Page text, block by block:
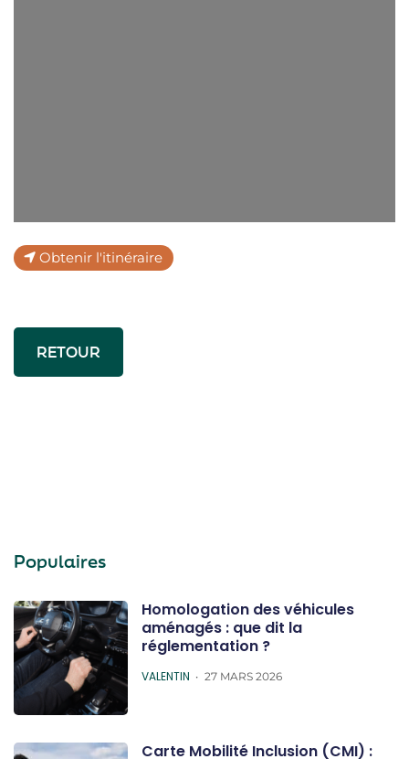
Obtenir l'itinéraire
RETOUR
Populaires
Homologation des véhicules
aménagés : que dit la
réglementation ?
POSTED
VALENTIN 27 MARS 2026
Carte Mobilité Inclusion (CMI) :